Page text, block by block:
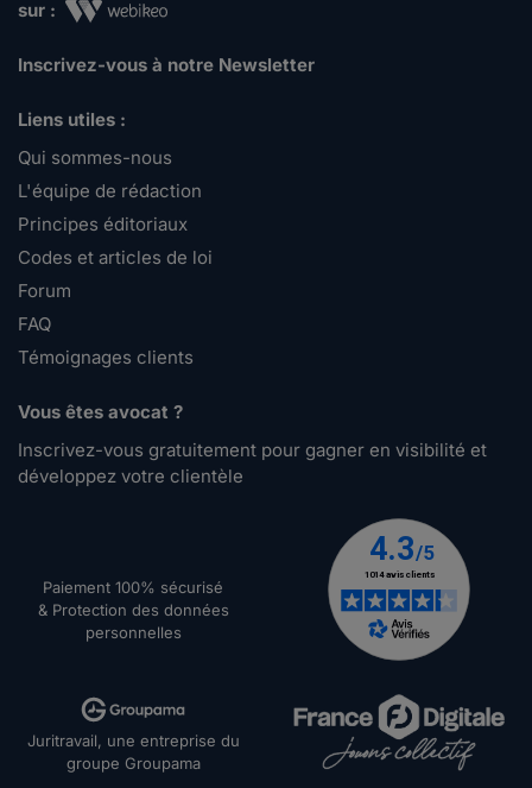
sur :
Inscrivez-vous à notre Newsletter
Liens utiles :
Qui sommes-nous
L'équipe de rédaction
Principes éditoriaux
Codes et articles de loi
Forum
FAQ
Témoignages clients
Vous êtes avocat ?
Inscrivez-vous gratuitement pour gagner en visibilité et
développez votre clientèle
Paiement 100% sécurisé
& Protection des données
personnelles
Juritravail, une entreprise du
groupe Groupama